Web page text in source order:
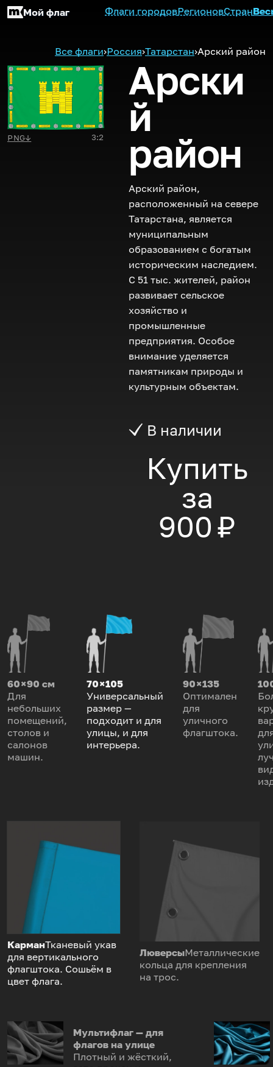
Мой флаг Флаги городовРегионовСтран
Все флаги›Россия›Татарстан›Арский район
PNG↓ 3:2
Арски
й
район
Арский район,
расположенный на севере
Татарстана, является
муниципальным
образованием с богатым
историческим наследием.
С 51 тыс. жителей, район
развивает сельское
хозяйство и
промышленные
предприятия. Особое
внимание уделяется
памятникам природы и
культурным объектам.
В наличии
Купить
за
900 ₽
60 × 90 см
Для
небольших
помещений,
столов и
салонов
машин.
70 × 105
Универсальный
размер —
подходит и для
улицы, и для
интерьера.
90 × 135
Оптимален
для
уличного
флагштока.
КарманТканевый укав
для вертикального
флагштока. Сошьём в
цвет флага.
ЛюверсыМеталлические
кольца для крепления
на трос.
Мультифлаг — для
флагов на улице
Плотный и жёсткий,